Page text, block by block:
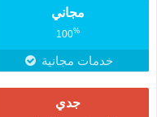
مجاني
100%
خدمات مجانية
جدي